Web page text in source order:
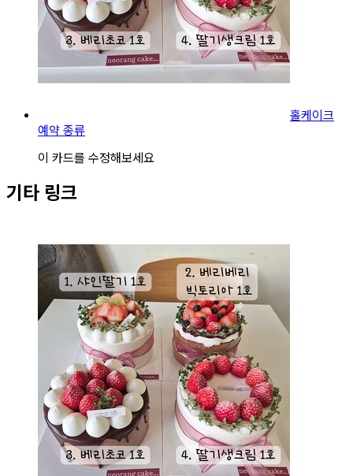
홀케이크
예약 종류
이 카드를 수정해보세요
기타 링크